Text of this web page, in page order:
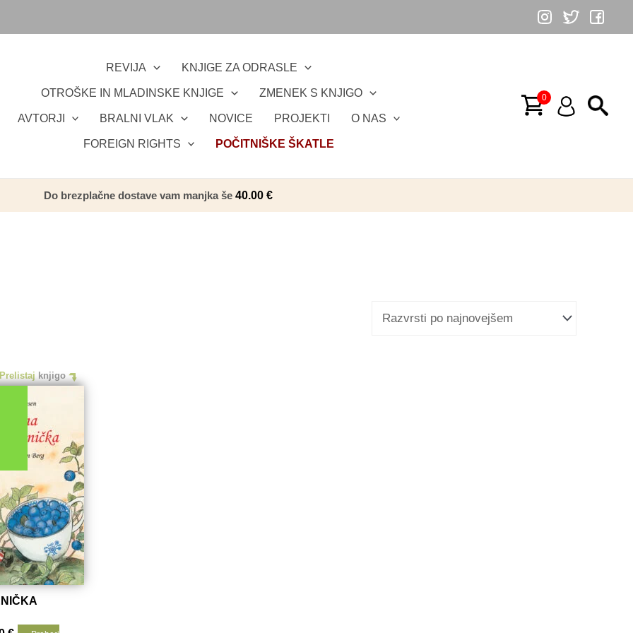
REVIJA KNJIGE ZA ODRASLE
OTROŠKE IN MLADINSKE KNJIGE ZMENEK S KNJIGO
AVTORJI BRALNI VLAK NOVICE PROJEKTI O NAS
FOREIGN RIGHTS POČITNIŠKE ŠKATLE
Do brezplačne dostave vam manjka še 40.00 €
Prelistaj knjigo
Trenutna